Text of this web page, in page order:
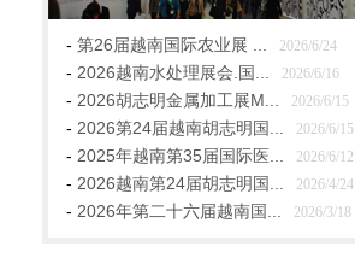
- 第26届越南国际农业展 ... 2026/6/24
- 2026越南水处理展会.国... 2026/6/16
- 2026胡志明金属加工展M... 2026/6/15
- 2026第24届越南胡志明国... 2026/6/15
- 2025年越南第35届国际医... 2026/6/12
- 2026越南第24届胡志明国... 2026/4/24
- 2026年第二十六届越南国... 2026/3/18